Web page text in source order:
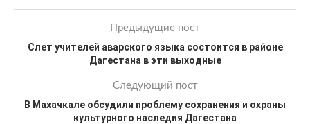
Предыдущие пост
Слет учителей аварского языка состоится в районе
Дагестана в эти выходные
Следующий пост
В Махачкале обсудили проблему сохранения и охраны
культурного наследия Дагестана